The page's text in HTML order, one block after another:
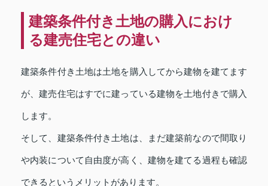
建築条件付き土地の購入におけ
る建売住宅との違い
建築条件付き土地は土地を購入してから建物を建てます
が、建売住宅はすでに建っている建物を土地付きで購入
します。
そして、建築条件付き土地は、まだ建築前なので間取り
や内装について自由度が高く、建物を建てる過程も確認
できるというメリットがあります。